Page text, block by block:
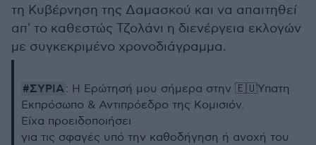
τη Κυβέρνηση της Δαμασκού και να απαιτηθεί
απ' το καθεστώς Τζολάνι η διενέργεια εκλογών
με συγκεκριμένο χρονοδιάγραμμα.
#ΣΥΡΙΑ: Η Ερώτησή μου σήμερα στην 🇪🇺Ύπατη
Εκπρόσωπο & Αντιπρόεδρο της Κομισιόν.
Είχα προειδοποιήσει
για τις σφαγές υπό την καθοδήγηση ή ανοχή του